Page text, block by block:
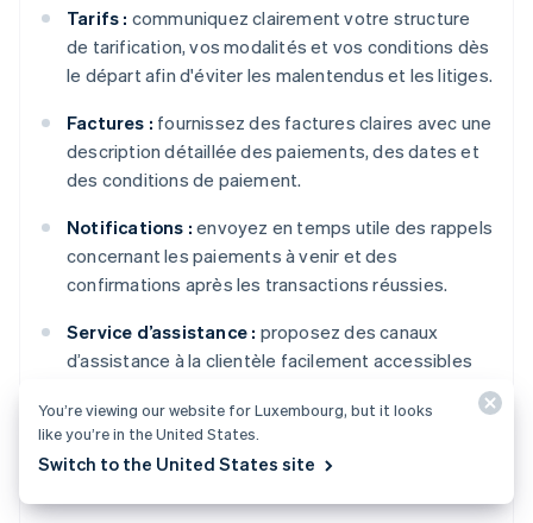
Tarifs : communiquez clairement votre structure
de tarification, vos modalités et vos conditions dès
le départ afin d'éviter les malentendus et les litiges.
Factures : fournissez des factures claires avec une
description détaillée des paiements, des dates et
des conditions de paiement.
Notifications : envoyez en temps utile des rappels
concernant les paiements à venir et des
confirmations après les transactions réussies.
Service d’assistance : proposez des canaux
d’assistance à la clientèle facilement accessibles
répondre rapidement à toute demande ou
préoccupation relative à la facturation.
You’re viewing our website for Luxembourg, but it looks
like you’re in the United States.
Switch to the United States site